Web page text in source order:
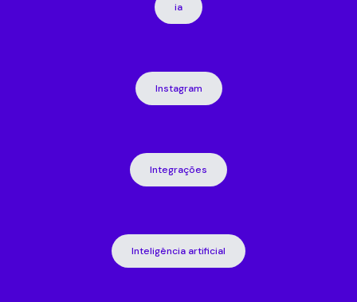
ia
Instagram
Integrações
Inteligência artificial